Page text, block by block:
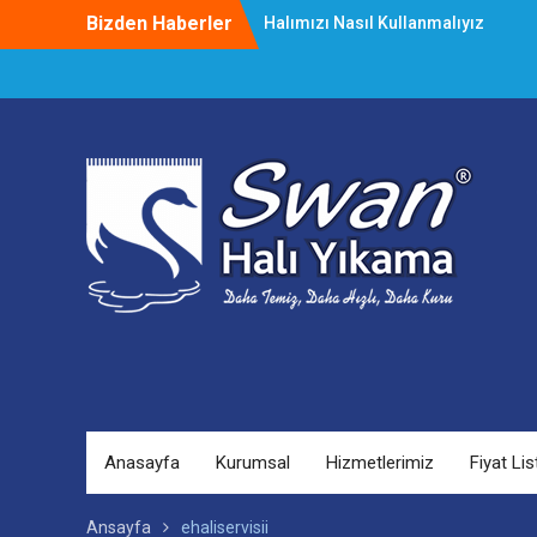
Bizden Haberler
Halımızı Nasıl Kullanmalıyız
Anasayfa Kurumsal Hizmetlerimiz Fiyat
Ansayfa ehaliservisii